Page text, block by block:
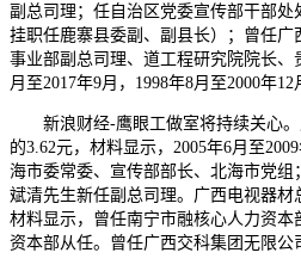
副总司理；任自治区党委宣传部干部处
挂职任鹿寨县委副、副县长）；曾任广
事业部副总司理、道工程研究院院长、
月至2017年9月，1998年8月至2000年12
新浪财经-鹰眼工做室将持续关心。
的3.62元，材料显示，2005年6月至
海市委常委、宣传部部长、北海市党组
斌清先生新任副总司理。广西电视器材
材料显示，曾任南宁市融核心人力资本
资本部从任。曾任广西交科集团无限公